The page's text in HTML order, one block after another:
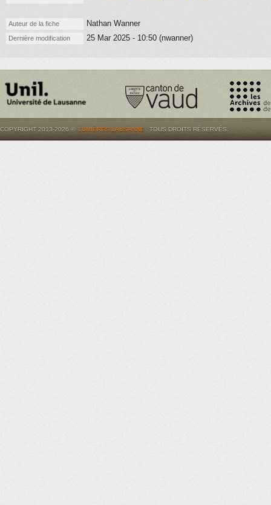
Auteur de la fiche Nathan Wanner
Dernière modification 25 Mar 2025 - 10:50 (nwanner)
COPYRIGHT 2013-2026 © LUMIÈRES.LAUSANNE . TOUS DROITS RÉSERVÉS.